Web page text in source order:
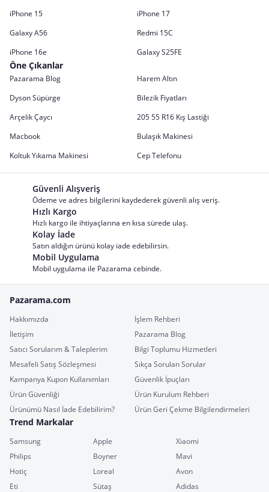
iPhone 15
iPhone 17
Galaxy A56
Redmi 15C
iPhone 16e
Galaxy S25FE
Öne Çıkanlar
Pazarama Blog
Harem Altın
Dyson Süpürge
Bilezik Fiyatları
Arçelik Çaycı
205 55 R16 Kış Lastiği
Macbook
Bulaşık Makinesi
Koltuk Yıkama Makinesi
Cep Telefonu
Güvenli Alışveriş
Ödeme ve adres bilgilerini kaydederek güvenli alış veriş.
Hızlı Kargo
Hızlı kargo ile ihtiyaçlarına en kısa sürede ulaş.
Kolay İade
Satın aldığın ürünü kolay iade edebilirsin.
Mobil Uygulama
Mobil uygulama ile Pazarama cebinde.
Pazarama.com
Hakkımızda
İşlem Rehberi
İletişim
Pazarama Blog
Satıcı Sorularım & Taleplerim
Bilgi Toplumu Hizmetleri
Mesafeli Satış Sözleşmesi
Sıkça Sorulan Sorular
Kampanya Kupon Kullanımları
Güvenlik İpuçları
Ürün Güvenliği
Ürün Kurulum Rehberi
Ürünümü Nasıl İade Edebilirim?
Ürün Geri Çekme Bilgilendirmeleri
Trend Markalar
Samsung Apple
Xiaomi
Philips
Boyner
Mavi
Hotiç
Loreal
Avon
Eti
Sütaş
Adidas